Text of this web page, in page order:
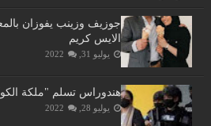
جوزيف وزينب يفوزان
الايس كريم
يوليو 31, 2022
هندوراس تسلم "ملكة
يوليو 28, 2022